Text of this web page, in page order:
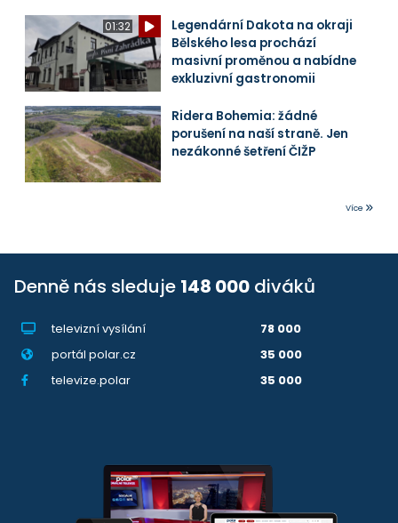
01:32
Legendární Dakota na okraji
Bělského lesa prochází
masivní proměnou a nabídne
exkluzivní gastronomii
Ridera Bohemia: žádné
porušení na naší straně. Jen
nezákonné šetření ČIŽP
Více
Denně nás sleduje 148 000 diváků
televizní vysílání
78 000
portál polar.cz
35 000
televize.polar
35 000